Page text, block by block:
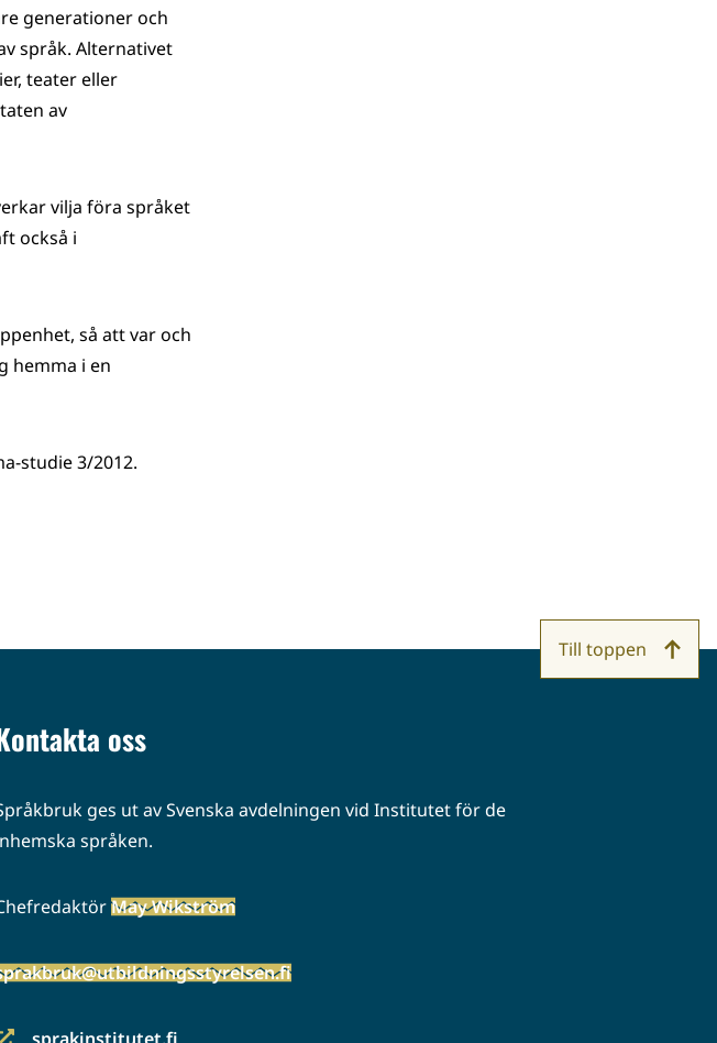
generationer och
språk. Alternativet
teater eller
av
vilja föra språket
också i
så att var och
hemma i en
studie 3/2012.
oss
ges ut av Svenska avdelningen vid Institutet för de
språken.
May Wikström
Till toppen